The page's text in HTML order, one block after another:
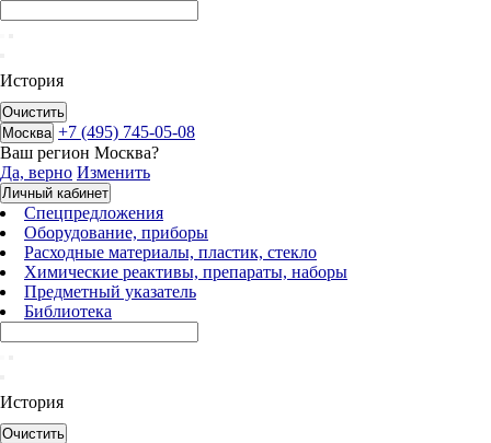
История
Очистить
Москва +7 (495) 745-05-08
Ваш регион Москва?
Да, верно Изменить
Личный кабинет
Спецпредложения
Оборудование, приборы
Расходные материалы, пластик, стекло
Химические реактивы, препараты, наборы
Предметный указатель
Библиотека
История
Очистить